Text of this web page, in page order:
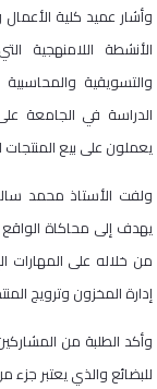
وأشار عميد كلية
الأنشطة اللامنهجية
والتسويقية
الدراسة في الجامعة
يعملون على بيع المنتجات
ولفت الأستاذ محمد
يهدف إلى محاكاة
من خلاله على المهارات
إدارة المخزون وترويج
وأكد الطلبة من
للبضائع والذي يعتبر جزء